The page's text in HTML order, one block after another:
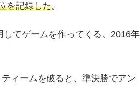
を記録した。
てゲームを作ってくる。2016年
ィームを破ると、準決勝でアン